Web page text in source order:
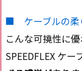
■ ケーブルの柔
こんな可撓性に
SPEEDFLEX ケー